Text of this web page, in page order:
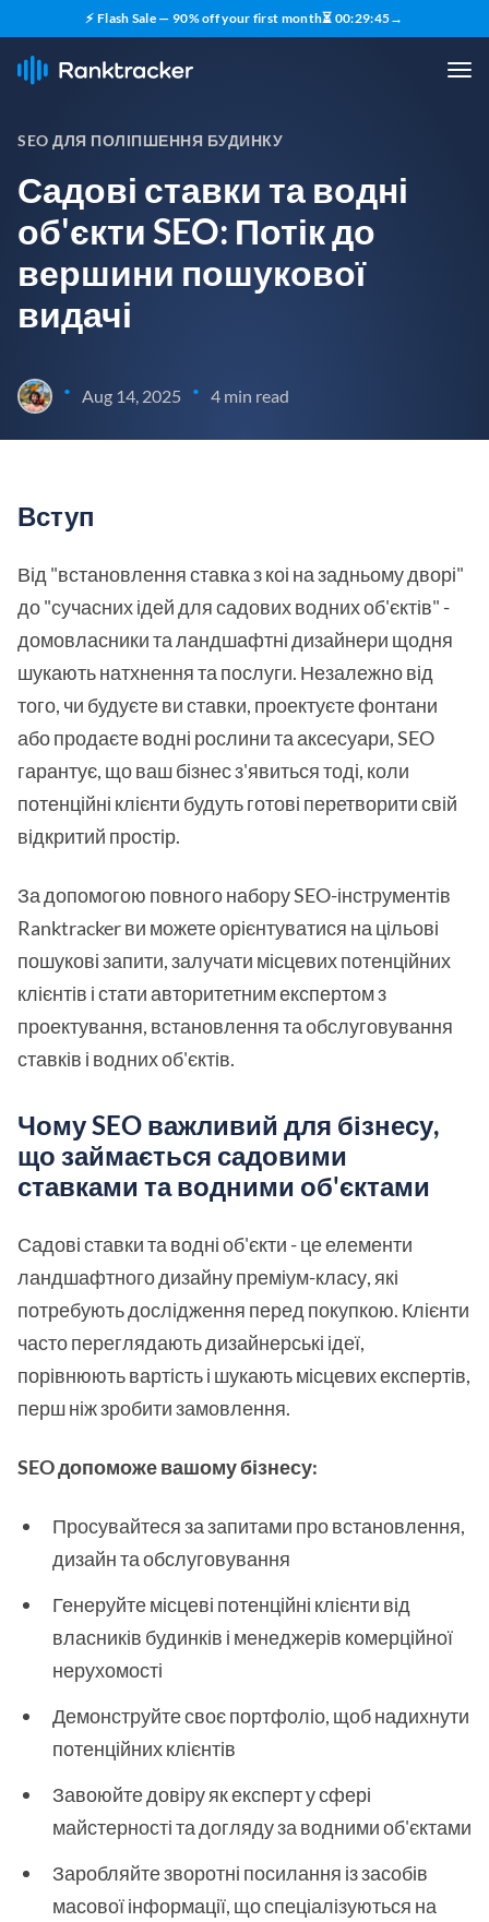
⚡ Flash Sale — 90% off your first month⏳ 00:29:43→
SEO ДЛЯ ПОЛІПШЕННЯ БУДИНКУ
Садові ставки та водні
об'єкти SEO: Потік до
вершини пошукової
видачі
• Aug 14, 2025 • 4 min read
Вступ
Від "встановлення ставка з коі на задньому дворі"
до "сучасних ідей для садових водних об'єктів" -
домовласники та ландшафтні дизайнери щодня
шукають натхнення та послуги. Незалежно від
того, чи будуєте ви ставки, проектуєте фонтани
або продаєте водні рослини та аксесуари, SEO
гарантує, що ваш бізнес з'явиться тоді, коли
потенційні клієнти будуть готові перетворити свій
відкритий простір.
За допомогою повного набору SEO-інструментів
Ranktracker ви можете орієнтуватися на цільові
пошукові запити, залучати місцевих потенційних
клієнтів і стати авторитетним експертом з
проектування, встановлення та обслуговування
ставків і водних об'єктів.
Чому SEO важливий для бізнесу,
що займається садовими
ставками та водними об'єктами
Садові ставки та водні об'єкти - це елементи
ландшафтного дизайну преміум-класу, які
потребують дослідження перед покупкою. Клієнти
часто переглядають дизайнерські ідеї,
порівнюють вартість і шукають місцевих експертів,
перш ніж зробити замовлення.
SEO допоможе вашому бізнесу:
Просувайтеся за запитами про встановлення,
дизайн та обслуговування
Генеруйте місцеві потенційні клієнти від
власників будинків і менеджерів комерційної
нерухомості
Демонструйте своє портфоліо, щоб надихнути
потенційних клієнтів
Завоюйте довіру як експерт у сфері
майстерності та догляду за водними об'єктами
Заробляйте зворотні посилання із засобів
масової інформації, що спеціалізуються на